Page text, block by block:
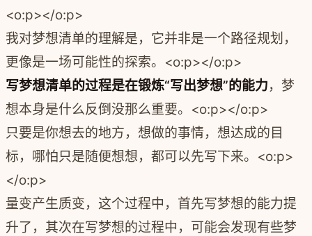
<o:p></o:p>
我对梦想清单的理解是，它并非是一个路径规划，
更像是一场可能性的探索。<o:p></o:p>
写梦想清单的过程是在锻炼“写出梦想”的能力，梦
想本身是什么反倒没那么重要。<o:p></o:p>
只要是你想去的地方，想做的事情，想达成的目
标，哪怕只是随便想想，都可以先写下来。<o:p>
</o:p>
量变产生质变，这个过程中，首先写梦想的能力提
升了，其次在写梦想的过程中，可能会发现有些梦